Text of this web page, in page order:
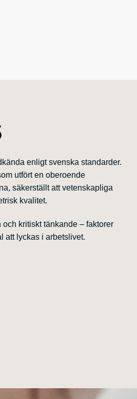
enligt svenska standarder.
utfört en oberoende
säkerställt att vetenskapliga
kvalitet.
kritiskt tänkande – faktorer
att lyckas i arbetslivet.